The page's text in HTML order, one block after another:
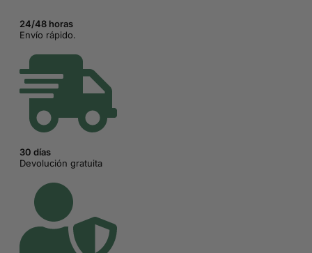
24/48 horas
Envío rápido.
30 días
Devolución gratuita